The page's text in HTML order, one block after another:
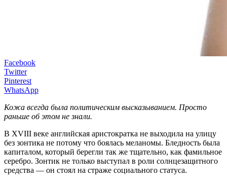
Facebook
Twitter
Pinterest
WhatsApp
Кожа всегда была политическим высказыванием. Просто
раньше об этом не знали.
В XVIII веке английская аристократка не выходила на улицу
без зонтика не потому что боялась меланомы. Бледность была
капиталом, который берегли так же тщательно, как фамильное
серебро. Зонтик не только выступал в роли солнцезащитного
средства — он стоял на страже социального статуса.